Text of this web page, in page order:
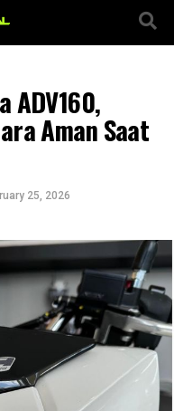
ADV160,
Aman Saat
25, 2026